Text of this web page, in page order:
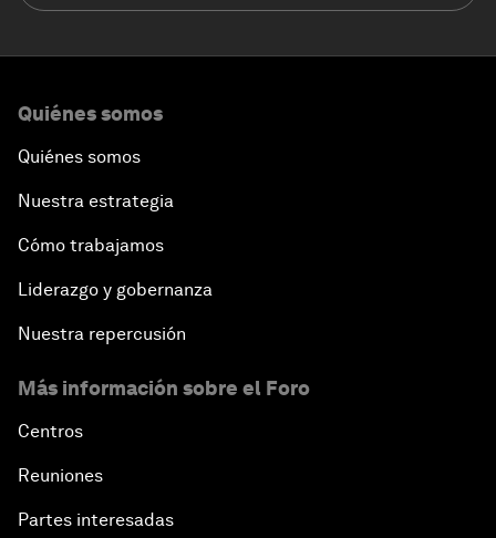
Quiénes somos
Quiénes somos
Nuestra estrategia
Cómo trabajamos
Liderazgo y gobernanza
Nuestra repercusión
Más información sobre el Foro
Centros
Reuniones
Partes interesadas